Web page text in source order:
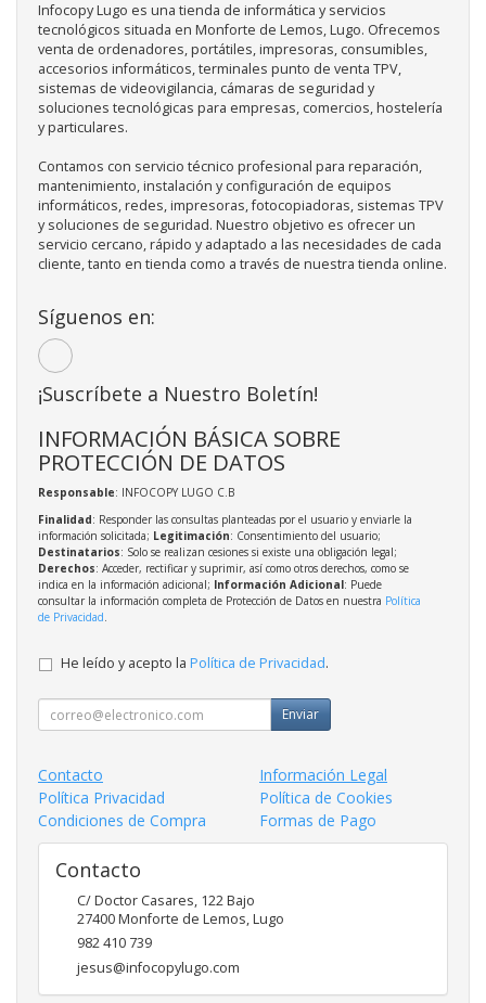
Infocopy Lugo es una tienda de informática y servicios
tecnológicos situada en Monforte de Lemos, Lugo. Ofrecemos
venta de ordenadores, portátiles, impresoras, consumibles,
accesorios informáticos, terminales punto de venta TPV,
sistemas de videovigilancia, cámaras de seguridad y
soluciones tecnológicas para empresas, comercios, hostelería
y particulares.
Contamos con servicio técnico profesional para reparación,
mantenimiento, instalación y configuración de equipos
informáticos, redes, impresoras, fotocopiadoras, sistemas TPV
y soluciones de seguridad. Nuestro objetivo es ofrecer un
servicio cercano, rápido y adaptado a las necesidades de cada
cliente, tanto en tienda como a través de nuestra tienda online.
Síguenos en:
¡Suscríbete a Nuestro Boletín!
INFORMACIÓN BÁSICA SOBRE
PROTECCIÓN DE DATOS
Responsable: INFOCOPY LUGO C.B
Finalidad: Responder las consultas planteadas por el usuario y enviarle la
información solicitada; Legitimación: Consentimiento del usuario;
Destinatarios: Solo se realizan cesiones si existe una obligación legal;
Derechos: Acceder, rectificar y suprimir, así como otros derechos, como se
indica en la información adicional; Información Adicional: Puede
consultar la información completa de Protección de Datos en nuestra Política
de Privacidad.
He leído y acepto la Política de Privacidad.
Enviar
Contacto
Información Legal
Política Privacidad
Política de Cookies
Condiciones de Compra
Formas de Pago
Contacto
C/ Doctor Casares, 122 Bajo
27400Monforte de Lemos,Lugo
982 410 739
jesus@infocopylugo.com